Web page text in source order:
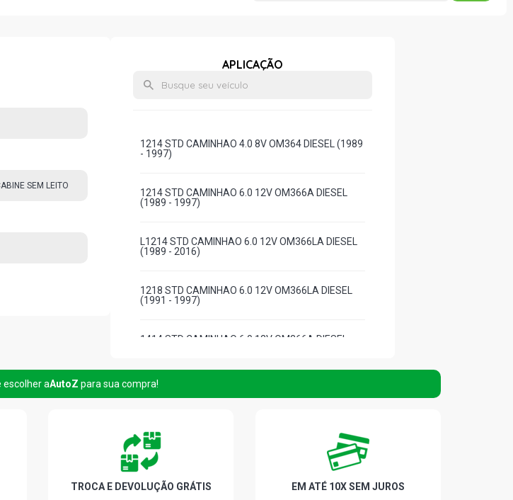
SEM LEITO
APLICAÇÃO
1214 STD CAMINHAO 4.0 8V OM364 DIESEL (1989
- 1997)
1214 STD CAMINHAO 6.0 12V OM366A DIESEL
(1989 - 1997)
L1214 STD CAMINHAO 6.0 12V OM366LA DIESEL
(1989 - 2016)
1218 STD CAMINHAO 6.0 12V OM366LA DIESEL
(1991 - 1997)
1414 STD CAMINHAO 6.0 12V OM366A DIESEL
1414 STD CAMINHAO 6.0 12V OM366LA DIESEL
(1990 - 1994)
1418 STD CAMINHAO 6.0 12V OM366A DIESEL
(2000 - 2002)
1715 STD CAMINHAO 6.0 12V OM366A DIESEL
(1993 - 2006)
escolher aAutoZ para sua compra!
TROCA E DEVOLUÇÃO GRÁTIS EM ATÉ 10X SEM JUROS